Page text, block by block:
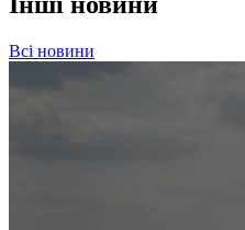
Всі новини